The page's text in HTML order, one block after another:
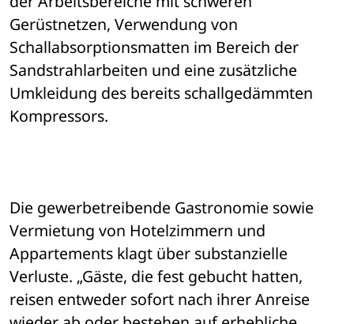
Gerüstnetzen, Verwendung von
Schallabsorptionsmatten im Bereich der
Sandstrahlarbeiten und eine zusätzliche
Umkleidung des bereits schallgedämmten
Kompressors.
Die gewerbetreibende Gastronomie sowie
Vermietung von Hotelzimmern und
Appartements klagt über substanzielle
Verluste. „Gäste, die fest gebucht hatten,
reisen entweder sofort nach ihrer Anreise